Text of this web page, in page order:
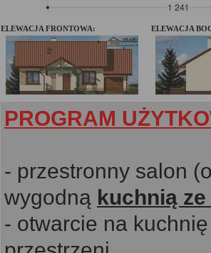
ELEWACJA FRONTOWA: ELEWACJA
PROGRAM
- przestronny salon
wygodną kuchnią
- otwarcie na